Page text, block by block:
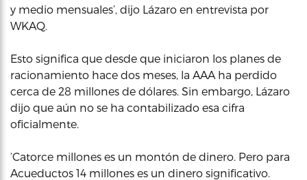
y medio mensuales’, dijo Lázaro en entrevista por
WKAQ.
Esto significa que desde que iniciaron los planes de
racionamiento hace dos meses, la AAA ha perdido
cerca de 28 millones de dólares. Sin embargo, Lázaro
dijo que aún no se ha contabilizado esa cifra
oficialmente.
‘Catorce millones es un montón de dinero. Pero para
Acueductos 14 millones es un dinero significativo.